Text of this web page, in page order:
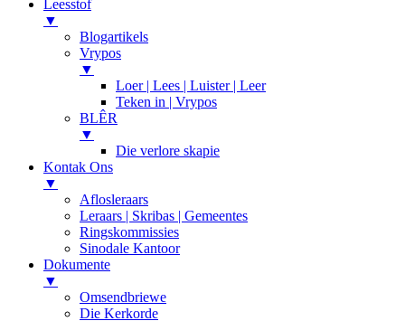
Leesstof
▼
Blogartikels
Vrypos
▼
Loer | Lees | Luister | Leer
Teken in | Vrypos
BLÊR
▼
Die verlore skapie
Kontak Ons
▼
Aflosleraars
Leraars | Skribas | Gemeentes
Ringskommissies
Sinodale Kantoor
Dokumente
▼
Omsendbriewe
Die Kerkorde